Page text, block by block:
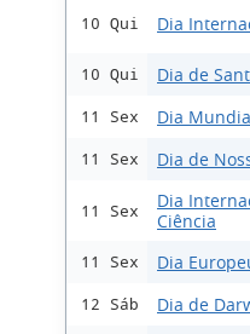
10 Qui Dia
10 Qui Dia de
11 Sex Dia
11 Sex Dia de
11 Sex
Dia
Ciência
11 Sex Dia
12 Sáb Dia de